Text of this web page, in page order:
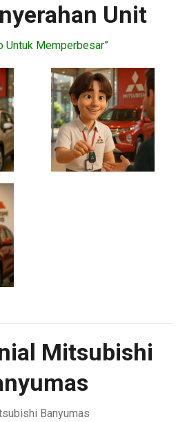
Unit
Untuk Memperbesar”
Mitsubishi